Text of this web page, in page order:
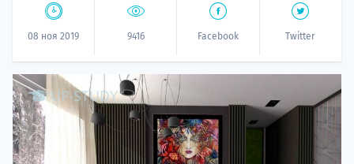
08 ноя 2019 9416 Facebook Twitter